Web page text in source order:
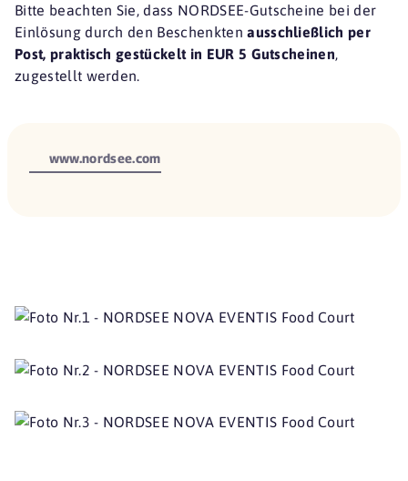
Bitte beachten Sie, dass NORDSEE-Gutscheine bei der
Einlösung durch den Beschenktenausschließlich per
Post, praktisch gestückelt in EUR 5 Gutscheinen,
zugestellt werden.
www.nordsee.com